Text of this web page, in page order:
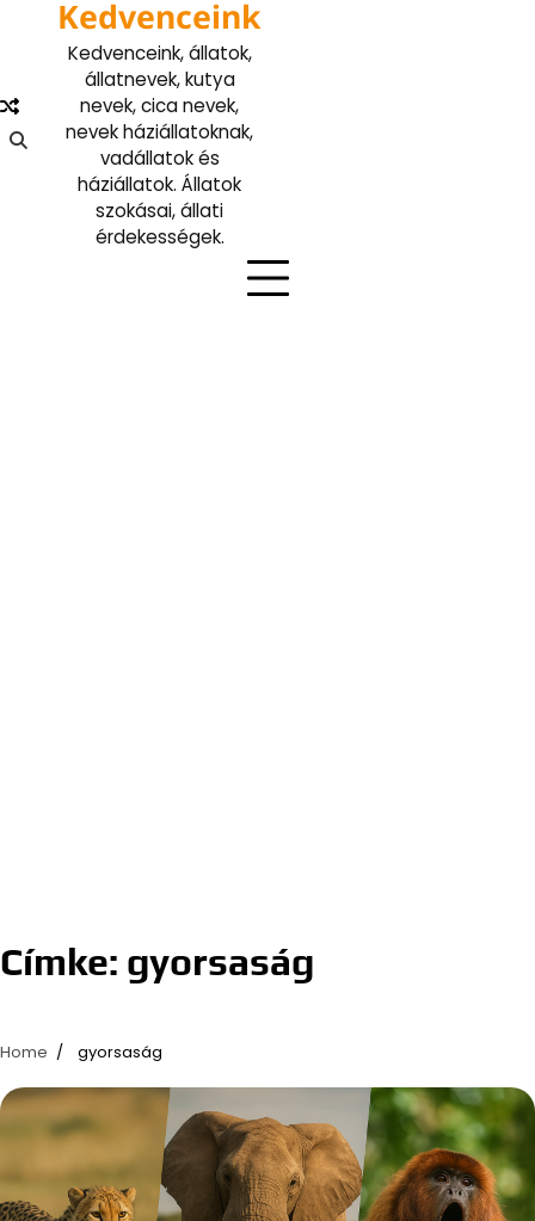
Kedvenceink
Kedvenceink, állatok,
állatnevek, kutya
nevek, cica nevek,
nevek háziállatoknak,
vadállatok és
háziállatok. Állatok
szokásai, állati
érdekességek.
Címke: gyorsaság
Home gyorsaság